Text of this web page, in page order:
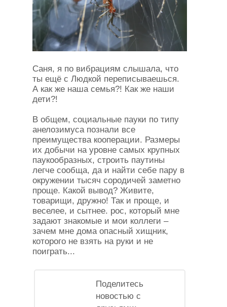
Саня, я по вибрациям слышала, что
ты ещё с Людкой переписываешься.
А как же наша семья?! Как же наши
дети?!
В общем, социальные пауки по типу
анелозимуса познали все
преимущества кооперации. Размеры
их добычи на уровне самых крупных
паукообразных, строить паутины
легче сообща, да и найти себе пару в
окружении тысяч сородичей заметно
проще. Какой вывод? Живите,
товарищи, дружно! Так и проще, и
веселее, и сытнее. рос, который мне
задают знакомые и мои коллеги –
зачем мне дома опасный хищник,
которого не взять на руки и не
поиграть...
Поделитесь
новостью с